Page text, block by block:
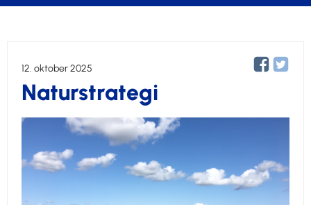
12. oktober 2025
Naturstrategi